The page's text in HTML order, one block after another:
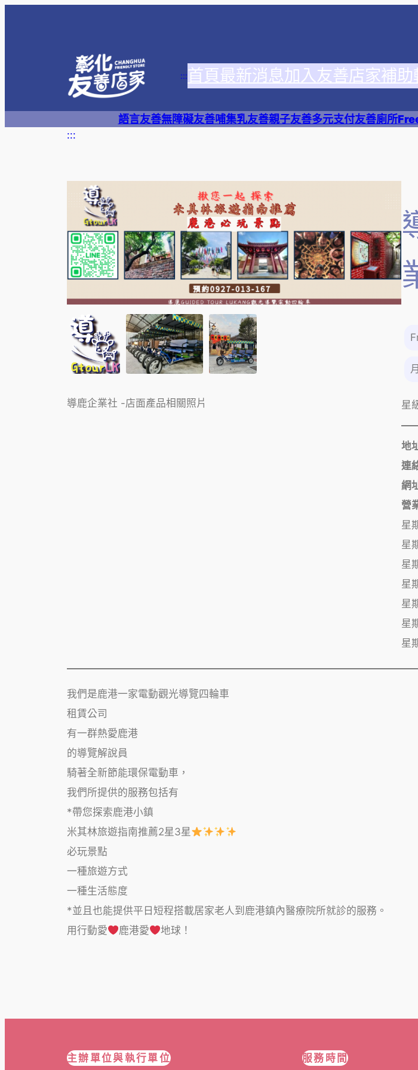
:::首頁最新消息加入友善店家補助
語言友善無障礙友善哺集乳友善親子友善多元支付友善廁所
:::
導鹿企業社 -店面產品相關照片 星
地
連
網
營
星
星
星
星
星
星
星
我們是鹿港一家電動觀光導覽四輪車
租賃公司
有一群熱愛鹿港
的導覽解說員
騎著全新節能環保電動車，
我們所提供的服務包括有
*帶您探索鹿港小鎮
米其林旅遊指南推薦2星3星
必玩景點
一種旅遊方式
一種生活態度
*並且也能提供平日短程搭載居家老人到鹿港鎮內醫療院所就診的服務。
用行動愛
鹿港愛 地球！
主辦單位與執行單位 服務時間